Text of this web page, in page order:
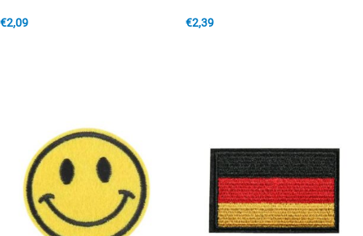
€2,09 €2,39